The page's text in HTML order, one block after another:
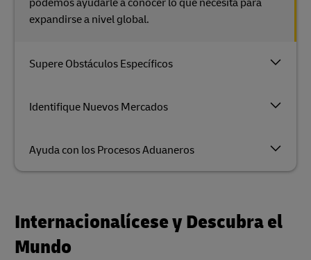
Supere Obstáculos Específicos
Identifique Nuevos Mercados
Ayuda con los Procesos Aduaneros
expandirse a nivel global.
Internacionalícese y Descubra el
Mundo